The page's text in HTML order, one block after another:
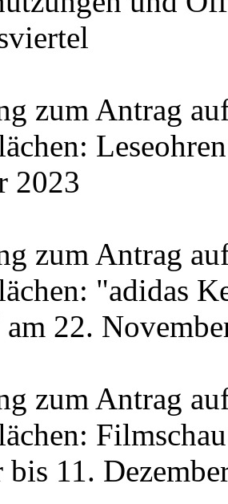
zum Antrag
2023
zum Antrag
"adidas
22.
zum Antrag
bis 11.